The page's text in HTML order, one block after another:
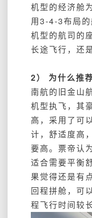
机型的经济舱
用3-4-3布局
机型的航司的
长途飞行，还
2） 为什么推
南航的旧金山
机型执飞，其
高，采用了可
计，舒适度高
要高。票帝认
适合需要平衡
果觉得还是有
回程拼舱，可
程飞行时间较